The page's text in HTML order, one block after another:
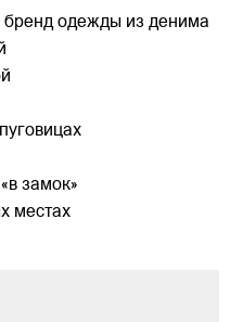
бренд одежды из денима
замок»
местах